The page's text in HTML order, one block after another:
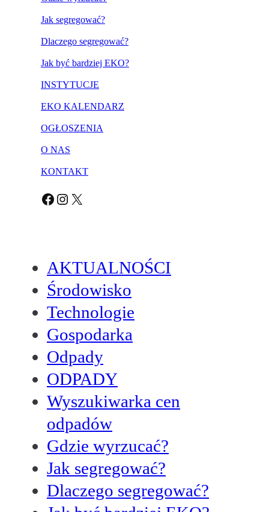
Jak segregować?
Dlaczego segregować?
Jak być bardziej EKO?
INSTYTUCJE
EKO KALENDARZ
OGŁOSZENIA
O NAS
KONTAKT
Facebook Instagram X
AKTUALNOŚCI
Środowisko
Technologie
Gospodarka
Odpady
ODPADY
Wyszukiwarka cen
odpadów
Gdzie wyrzucać?
Jak segregować?
Dlaczego segregować?